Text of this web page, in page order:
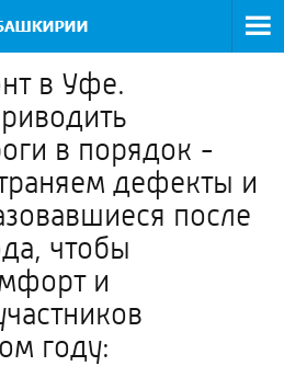
в Уфе.
в порядок -
дефекты и
после
чтобы
и
году: